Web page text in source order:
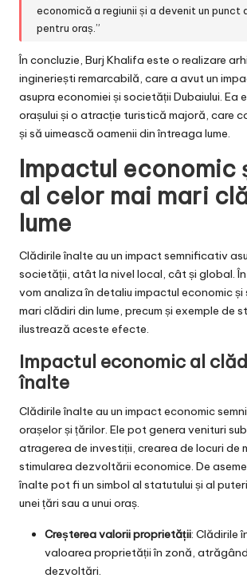
economică a regiunii și a devenit un punct
pentru oraș.”
În concluzie, Burj Khalifa este o realizare
ingineriești remarcabilă, care a avut un
asupra economiei și societății Dubaiului. Ea
orașului și o atracție turistică majoră, care
și să uimească oamenii din întreaga lume.
Impactul economic
al celor mai mari
lume
Clădirile înalte au un impact semnificativ
societății, atât la nivel local, cât și global.
vom analiza în detaliu impactul economic și
mari clădiri din lume, precum și exemple de
ilustrează aceste efecte.
Impactul economic al
înalte
Clădirile înalte au un impact economic
orașelor și țărilor. Ele pot genera venituri
atragerea de investiții, crearea de locuri de
stimularea dezvoltării economice. De
înalte pot fi un simbol al statutului și al
unei țări sau a unui oraș.
Creșterea valorii proprietății: Clădirile
valoarea proprietății în zonă,
dezvoltări.